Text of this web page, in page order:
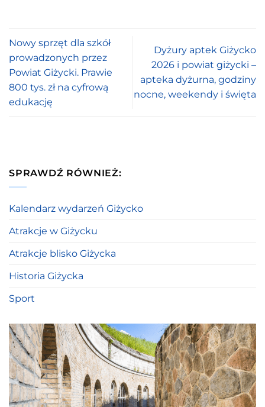
Nowy sprzęt dla szkół
prowadzonych przez
Powiat Giżycki. Prawie
800 tys. zł na cyfrową
edukację
Dyżury aptek Giżycko
2026 i powiat giżycki –
apteka dyżurna, godziny
nocne, weekendy i święta
SPRAWDŹ RÓWNIEŻ:
Kalendarz wydarzeń Giżycko
Atrakcje w Giżycku
Atrakcje blisko Giżycka
Historia Giżycka
Sport